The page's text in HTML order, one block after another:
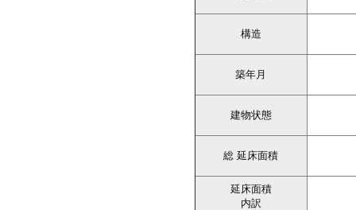
構造
築年月
建物状態
総 延床面積
延床面積
内訳